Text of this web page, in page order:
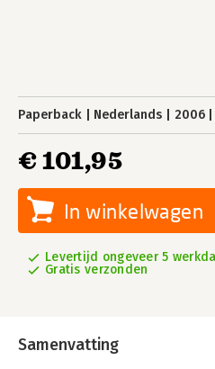
Paperback Nederlands 2006
€ 101,95
In winkelwagen
Levertijd ongeveer 5
Gratis verzonden
Samenvatting